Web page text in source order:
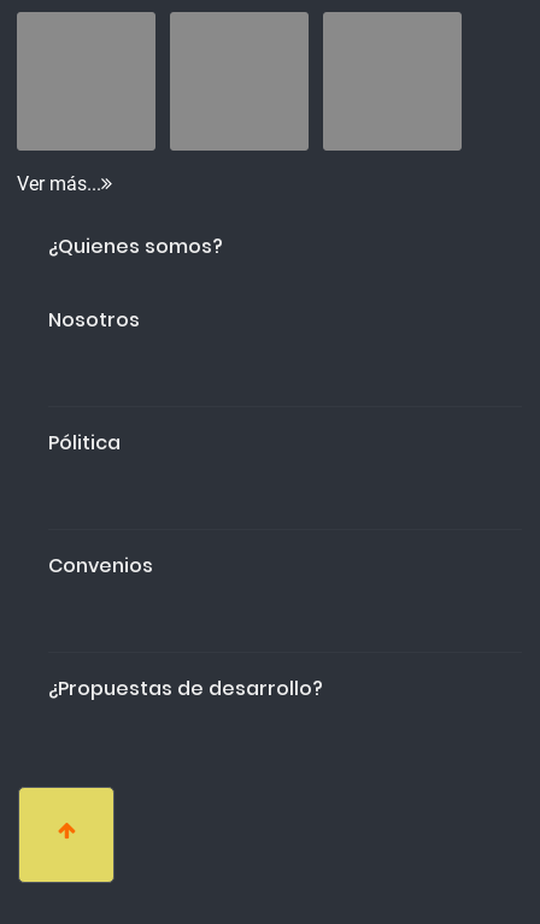
Ver más...
¿Quienes somos?
Nosotros
Pólitica
Convenios
¿Propuestas de desarrollo?